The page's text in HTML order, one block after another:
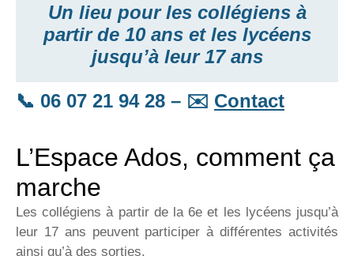
Un lieu pour les collégiens à
partir de 10 ans et les lycéens
jusqu’à leur 17 ans
📞 06 07 21 94 28 – ✉️ Contact
L’Espace Ados, comment ça
marche
Les collégiens à partir de la 6e et les lycéens jusqu’à
leur 17 ans peuvent participer à différentes activités
ainsi qu’à des sorties.